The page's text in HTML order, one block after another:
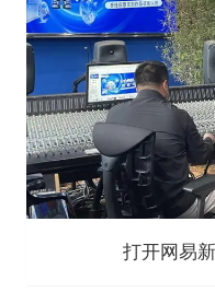
打开网易